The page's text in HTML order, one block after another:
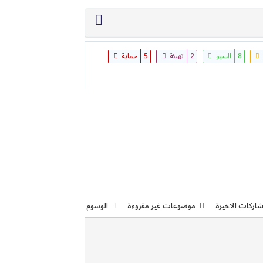
8 السيو 2 تهيئة 5 حماية
الاخيرة موضوعات غير مقروءة الوسوم